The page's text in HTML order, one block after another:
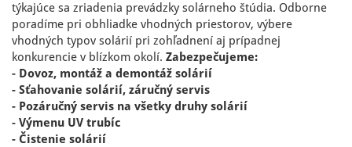
týkajúce sa zriadenia prevádzky solárneho štúdia. Odborne
poradíme pri obhliadke vhodných priestorov, výbere
vhodných typov solárií pri zohľadnení aj prípadnej
konkurencie v blízkom okolí. Zabezpečujeme:
- Dovoz, montáž a demontáž solárií
- Sťahovanie solárií, záručný servis
- Pozáručný servis na všetky druhy solárií
- Výmenu UV trubíc
- Čistenie solárií